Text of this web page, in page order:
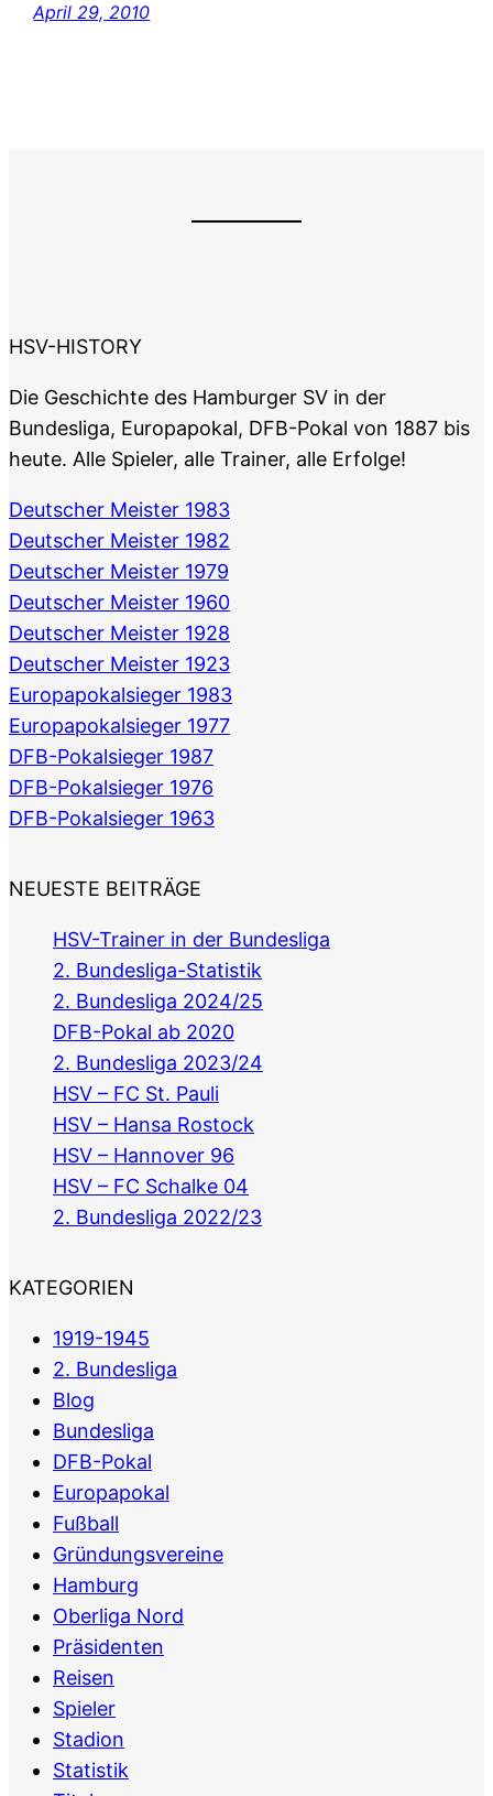
April 29, 2010
HSV-HISTORY
Die Geschichte des Hamburger SV in der
Bundesliga, Europapokal, DFB-Pokal von 1887 bis
heute. Alle Spieler, alle Trainer, alle Erfolge!
Deutscher Meister 1983
Deutscher Meister 1982
Deutscher Meister 1979
Deutscher Meister 1960
Deutscher Meister 1928
Deutscher Meister 1923
Europapokalsieger 1983
Europapokalsieger 1977
DFB-Pokalsieger 1987
DFB-Pokalsieger 1976
DFB-Pokalsieger 1963
NEUESTE BEITRÄGE
HSV-Trainer in der Bundesliga
2. Bundesliga-Statistik
2. Bundesliga 2024/25
DFB-Pokal ab 2020
2. Bundesliga 2023/24
HSV – FC St. Pauli
HSV – Hansa Rostock
HSV – Hannover 96
HSV – FC Schalke 04
2. Bundesliga 2022/23
KATEGORIEN
1919-1945
2. Bundesliga
Blog
Bundesliga
DFB-Pokal
Europapokal
Fußball
Gründungsvereine
Hamburg
Oberliga Nord
Präsidenten
Reisen
Spieler
Stadion
Statistik